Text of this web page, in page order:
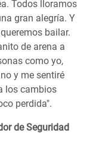
Todos lloramos
gran alegría. Y
bailar.
de arena a
como yo,
y me sentiré
los cambios
perdida".
de Seguridad